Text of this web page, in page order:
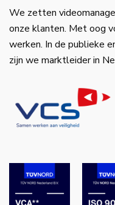
We zetten
onze klanten. Met oog
werken. In de publieke
zijn we marktleider in